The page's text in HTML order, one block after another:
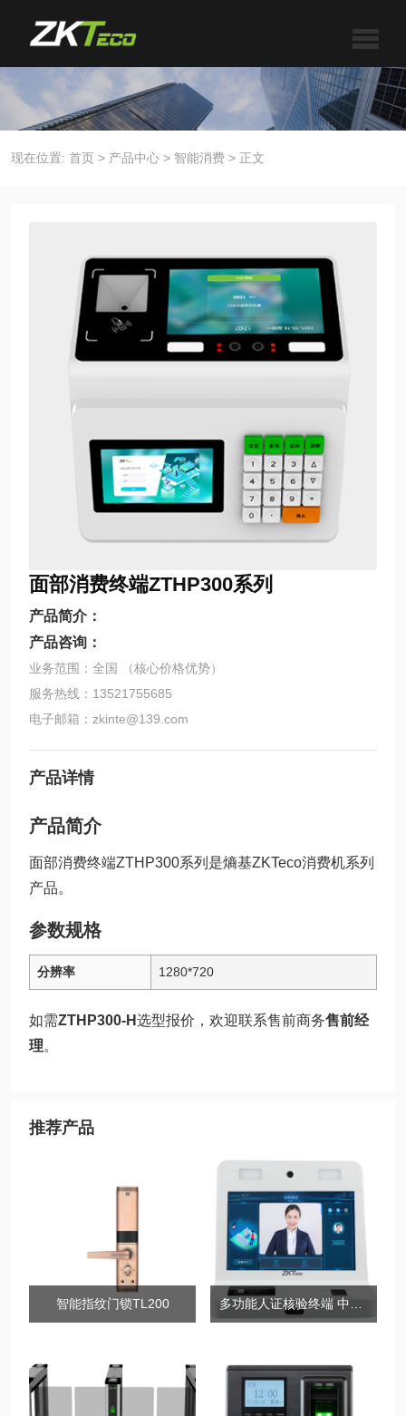
现在位置: 首页 > 产品中心 > 智能消费 > 正文
面部消费终端ZTHP300系列
产品简介：
产品咨询：
业务范围：全国 （核心价格优势）
服务热线：13521755685
电子邮箱：zkinte@139.com
产品详情
产品简介
面部消费终端ZTHP300系列是熵基ZKTeco消费机系列
产品。
参数规格
分辨率 1280*720
如需ZTHP300-H选型报价，欢迎联系售前商务售前经
理。
推荐产品
智能指纹门锁TL200